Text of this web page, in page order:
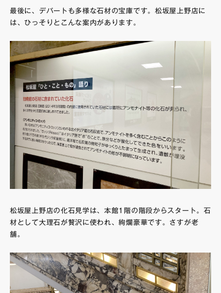
最後に、デパートも多様な石材の宝庫です。松坂屋上野店に
は、ひっそりとこんな案内があります。
松坂屋上野店の化石見学は、本館1階の階段からスタート。石
材として大理石が贅沢に使われ、絢爛豪華です。さすが老
舗。